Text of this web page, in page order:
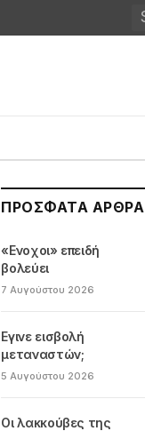
ΠΡΌΣΦΑΤΑ ΆΡΘΡΑ
«Ενοχοι» επειδή
βολεύει
7 Αυγούστου 2026
Εγινε εισβολή
μεταναστών;
5 Αυγούστου 2026
Οι λακκούβες της